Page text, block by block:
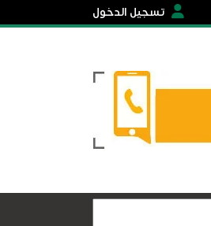
تسجيل الدخول